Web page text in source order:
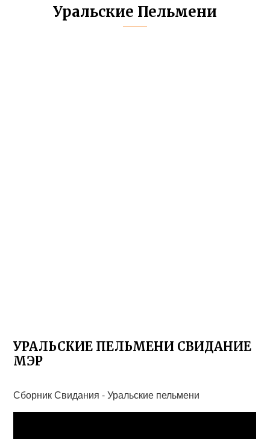
Уральские Пельмени
УРАЛЬСКИЕ ПЕЛЬМЕНИ СВИДАНИЕ
МЭР
Сборник Свидания - Уральские пельмени